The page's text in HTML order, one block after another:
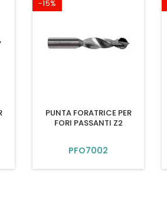
-15%
PUNTA FORATRICE PER
FORI PASSANTI Z2
PFO7002